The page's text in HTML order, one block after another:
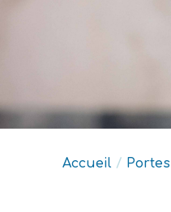
Accueil / Portes